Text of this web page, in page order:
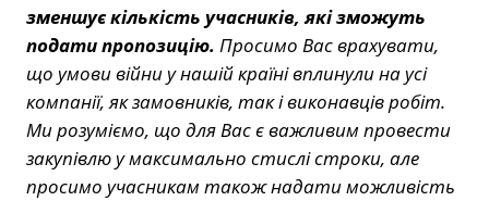
зменшує кількість учасників, які зможуть
подати пропозицію. Просимо Вас врахувати,
що умови війни у нашій країні вплинули на усі
компанії, як замовників, так і виконавців робіт.
Ми розуміємо, що для Вас є важливим провести
закупівлю у максимально стислі строки, але
просимо учасникам також надати можливість